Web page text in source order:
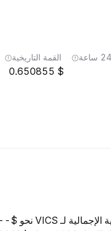
القمة التاريخية
0.650855